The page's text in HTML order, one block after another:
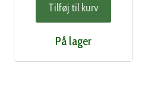
Tilføj til kurv
På lager